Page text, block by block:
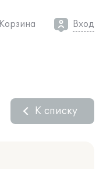
Корзина Вход
К списку